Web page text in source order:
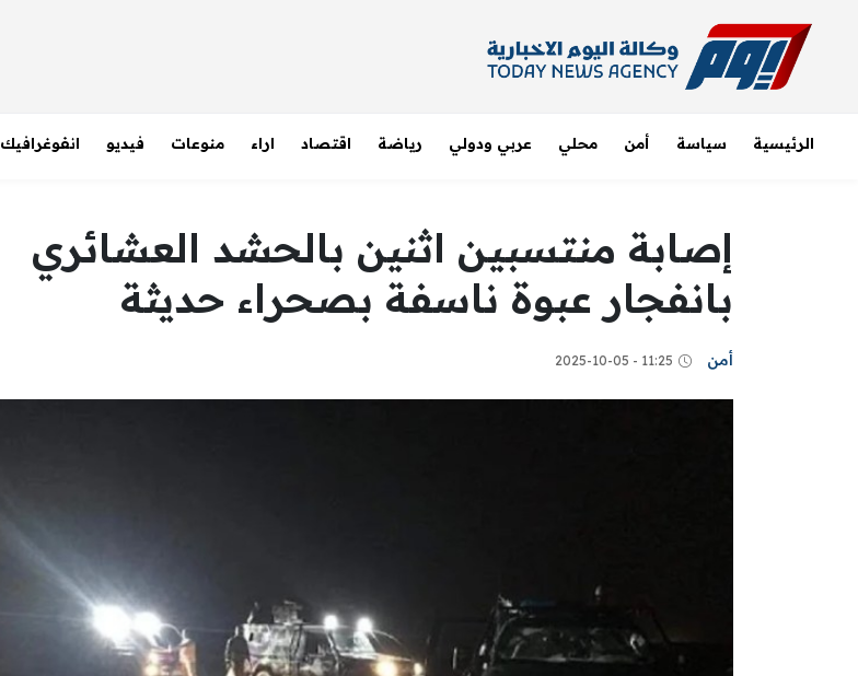
الرئيسية سياسة أمن محلي عربي ودولي رياضة اقتصاد اراء منوعات فيديو انفوغرافيك
إصابة منتسبين اثنين بالحشد العشائري
بانفجار عبوة ناسفة بصحراء حديثة
أمن 11:25 - 2025-10-05